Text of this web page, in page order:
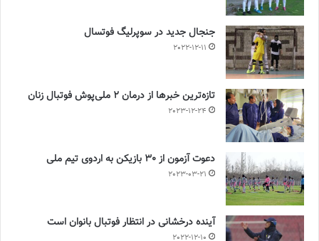
جنجال جدید در سوپرلیگ فوتسال
2022-12-11
تازه‌ترین خبرها از درمان ۲ ملی‌پوش فوتبال زنان
2023-12-24
دعوت آزمون از 30 بازیکن به اردوی تیم ملی
2023-03-21
آینده درخشانی در انتظار فوتبال بانوان است
2022-12-10